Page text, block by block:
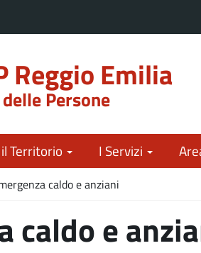
Reggio Emilia
Persone
il Territorio I Servizi
caldo e anziani
caldo e